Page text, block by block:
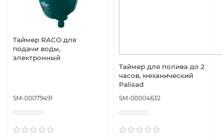
Таймер RACO для
подачи воды,
электронный
SM-00079491
Таймер для полива до 2
часов, механический
Palisad
SM-00004632